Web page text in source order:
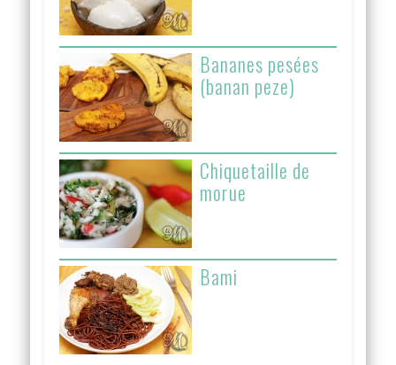
Bananes pesées
(banan peze)
Chiquetaille de
morue
Bami